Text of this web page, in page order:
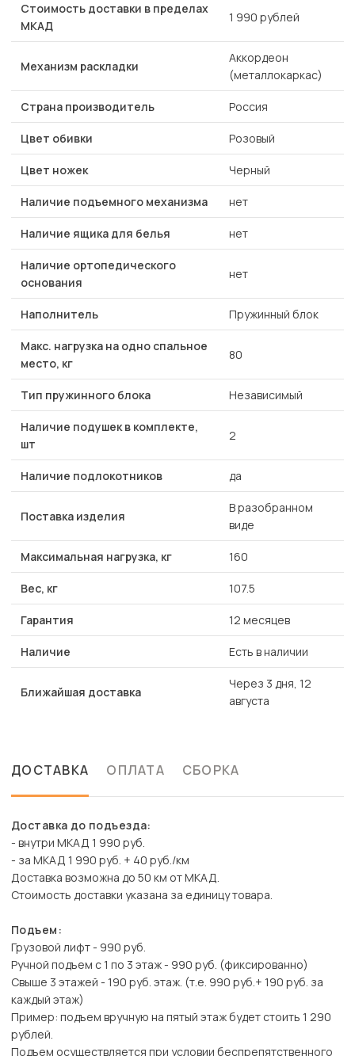
Стоимость доставки в пределах
МКАД
1 990 рублей
Механизм раскладки
Аккордеон
(металлокаркас)
Страна производитель Россия
Цвет обивки Розовый
Цвет ножек Черный
Наличие подъемного механизма нет
Наличие ящика для белья нет
Наличие ортопедического
основания
нет
Наполнитель Пружинный блок
Макс. нагрузка на одно спальное
место, кг
80
Тип пружинного блока Независимый
Наличие подушек в комплекте,
шт
2
Наличие подлокотников да
Поставка изделия
В разобранном
виде
Максимальная нагрузка, кг 160
Вес, кг 107.5
Гарантия 12 месяцев
Наличие Есть в наличии
Ближайшая доставка
Через 3 дня, 12
августа
ДОСТАВКА ОПЛАТА СБОРКА
Доставка до подъезда:
- внутри МКАД 1 990 руб.
- за МКАД 1 990 руб. + 40 руб./км
Доставка возможна до 50 км от МКАД.
Стоимость доставки указана за единицу товара.
Подъем:
Грузовой лифт - 990 руб.
Ручной подъем с 1 по 3 этаж - 990 руб. (фиксированно)
Свыше 3 этажей - 190 руб. этаж. (т.е. 990 руб.+ 190 руб. за
каждый этаж)
Пример: подъем вручную на пятый этаж будет стоить 1 290
рублей.
Подъем осуществляется при условии беспрепятственного